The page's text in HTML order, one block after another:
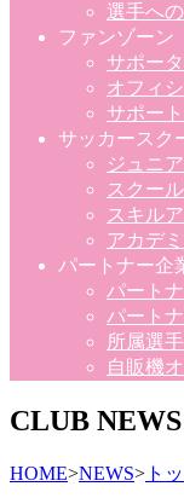
選手へ
ファンゾーン
サポー
オフィ
サポー
サッカースク
ジュニ
スクー
スキル
アカデ
パートナー企
パート
パート
所属選
自販機
CLUB NEWS
HOME>NEWS> ト